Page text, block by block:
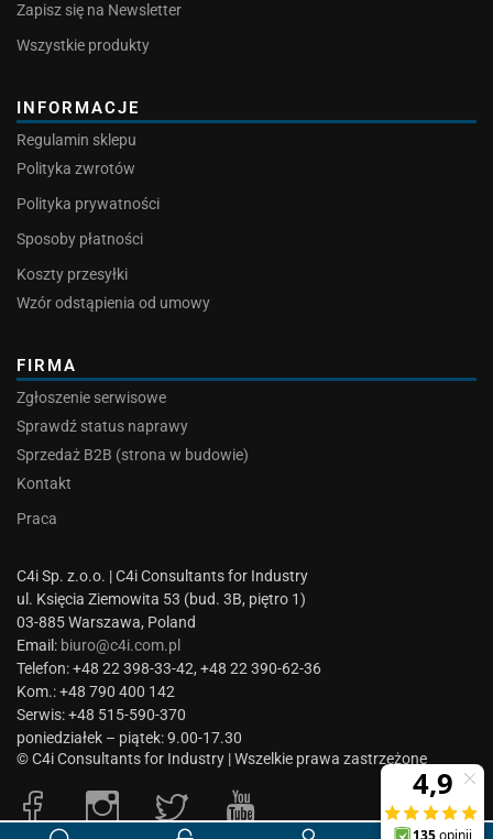
Zapisz się na Newsletter
Wszystkie produkty
INFORMACJE
Regulamin sklepu
Polityka zwrotów
Polityka prywatności
Sposoby płatności
Koszty przesyłki
Wzór odstąpienia od umowy
FIRMA
Zgłoszenie serwisowe
Sprawdź status naprawy
Sprzedaż B2B (strona w budowie)
Kontakt
Praca
C4i Sp. z.o.o. | C4i Consultants for Industry
ul. Księcia Ziemowita 53 (bud. 3B, piętro 1)
03-885 Warszawa, Poland
Email: biuro@c4i.com.pl
Telefon: +48 22 398-33-42, +48 22 390-62-36
Kom.: +48 790 400 142
Serwis: +48 515-590-370
poniedziałek – piątek: 9.00-17.30
© C4i Consultants for Industry | Wszelkie prawa zastrzeżone